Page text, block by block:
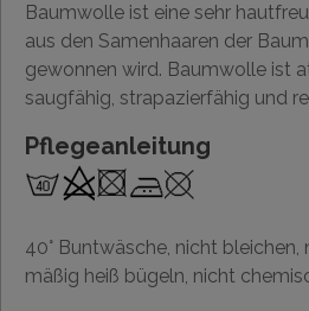
Baumwolle ist eine sehr
aus den Samenhaaren der
gewonnen wird. Baumwolle ist
saugfähig, strapazierfähig und
Pflegeanleitung
40° Buntwäsche, nicht
mäßig heiß bügeln, nicht